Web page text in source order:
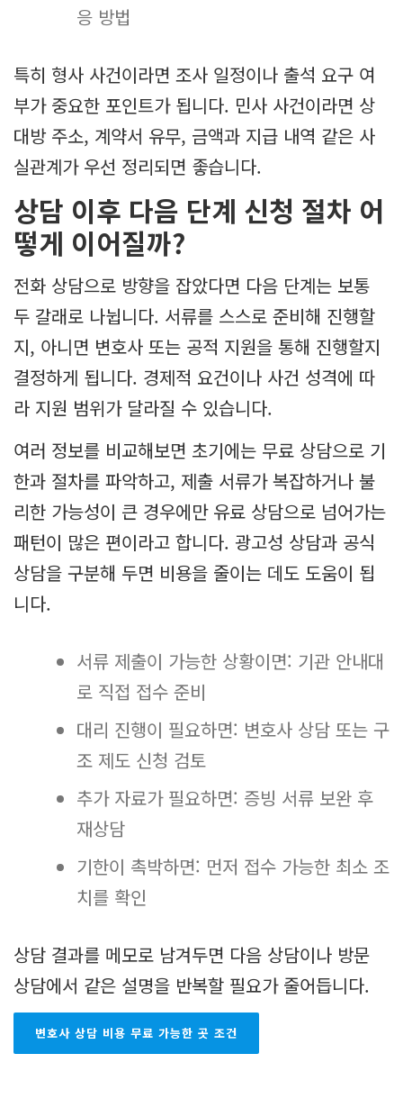
응 방법
특히 형사 사건이라면 조사 일정이나 출석 요구 여
부가 중요한 포인트가 됩니다. 민사 사건이라면 상
대방 주소, 계약서 유무, 금액과 지급 내역 같은 사
실관계가 우선 정리되면 좋습니다.
상담 이후 다음 단계 신청 절차 어
떻게 이어질까?
전화 상담으로 방향을 잡았다면 다음 단계는 보통
두 갈래로 나뉩니다. 서류를 스스로 준비해 진행할
지, 아니면 변호사 또는 공적 지원을 통해 진행할지
결정하게 됩니다. 경제적 요건이나 사건 성격에 따
라 지원 범위가 달라질 수 있습니다.
여러 정보를 비교해보면 초기에는 무료 상담으로 기
한과 절차를 파악하고, 제출 서류가 복잡하거나 불
리한 가능성이 큰 경우에만 유료 상담으로 넘어가는
패턴이 많은 편이라고 합니다. 광고성 상담과 공식
상담을 구분해 두면 비용을 줄이는 데도 도움이 됩
니다.
서류 제출이 가능한 상황이면: 기관 안내대
로 직접 접수 준비
대리 진행이 필요하면: 변호사 상담 또는 구
조 제도 신청 검토
추가 자료가 필요하면: 증빙 서류 보완 후
재상담
기한이 촉박하면: 먼저 접수 가능한 최소 조
치를 확인
상담 결과를 메모로 남겨두면 다음 상담이나 방문
상담에서 같은 설명을 반복할 필요가 줄어듭니다.
변호사 상담 비용 무료 가능한 곳 조건